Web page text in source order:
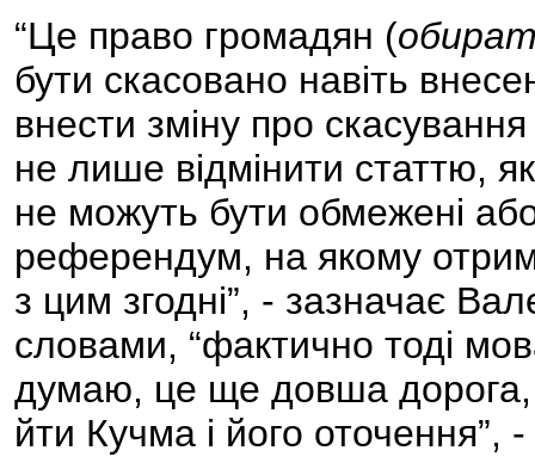
“Це право громадян (
бути скасовано навіть
внести зміну про
не лише відмінити статтю,
не можуть бути обмежені
референдум, на якому
з цим згодні”, - зазначає
словами, “фактично тоді
думаю, це ще довша дорога,
йти Кучма і його оточення”,